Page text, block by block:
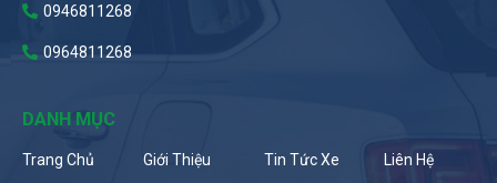
0946811268
0964811268
DANH MỤC
Trang Chủ Giới Thiệu Tin Tức Xe Liên Hệ